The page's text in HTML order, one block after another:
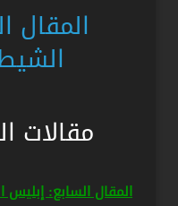
المقال
مقالات
المقال السابع: